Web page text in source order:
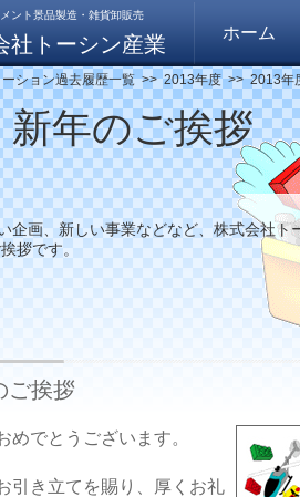
ント景品製造・雑貨卸販売
社トーシン産業 ホーム
ション過去履歴一覧>> 2013年度>> 2013年
新年のご挨拶
企画、新しい事業などなど、株式会社
拶です。
ご挨拶
めでとうございます。
引き立てを賜り、厚くお礼